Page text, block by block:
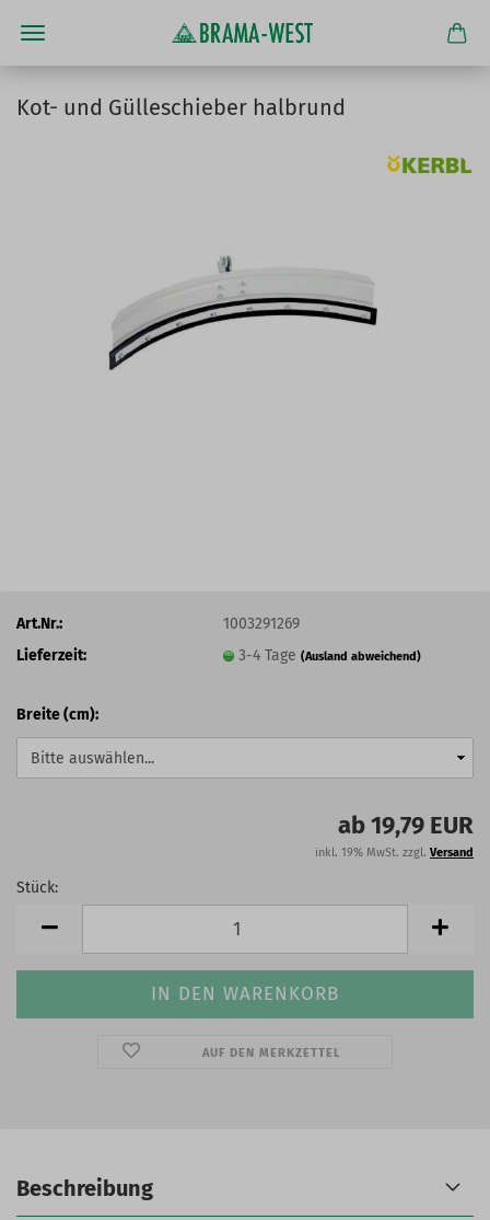
Kot- und Gülleschieber halbrund
Art.Nr.:
1003291269
Lieferzeit:
3-4 Tage(Ausland abweichend)
Breite (cm):
ab 19,79 EUR
inkl. 19% MwSt. zzgl. Versand
Stück:
AUF DEN MERKZETTEL
Beschreibung